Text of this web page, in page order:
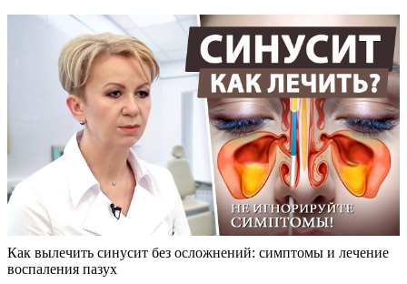
Как вылечить синусит без осложнений: симптомы и лечение
воспаления пазух